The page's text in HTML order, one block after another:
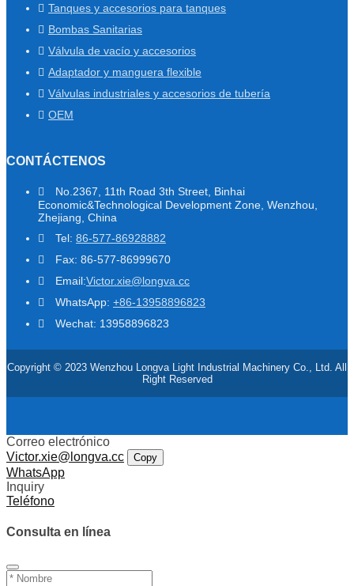
Tanques y accesorios para tanques
Bombas Sanitarias
Válvula de vacío y accesorios
Adaptador y manguera flexible
Válvulas industriales y accesorios de tubería
OEM
CONTÁCTENOS
No.2367, 11th Road 3th Street, Binhai
Economic&Technological Development Zone, Wenzhou,
Zhejiang, China
Tel: 86-577-86928882
Fax: 86-577-86999670
Email:Victor.xie@longva.cc
WhatsApp: +86-13958896823
Wechat: 13958896823
Copyright © 2023 Wenzhou Longva Light Industrial Machinery Co., Ltd. All
Right Reserved
Correo electrónico
Victor.xie@longva.cc
Copy
WhatsApp
Inquiry
Teléfono
Consulta en línea